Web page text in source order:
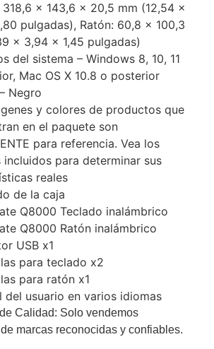
318,6 x 143,6 x 20,5 mm (12,54 x
pulgadas), Ratón: 60,8 x 100,3
x 3,94 x 1,45 pulgadas)
del sistema – Windows 8, 10, 11
Mac OS X 10.8 o posterior
Negro
y colores de productos que
en el paquete son
para referencia. Vea los
para determinar sus
reales
de la caja
Q8000 Teclado inalámbrico
Q8000 Ratón inalámbrico
USB x1
para teclado x2
para ratón x1
del usuario en varios idiomas
Calidad: Solo vendemos
marcas reconocidas y confiables.